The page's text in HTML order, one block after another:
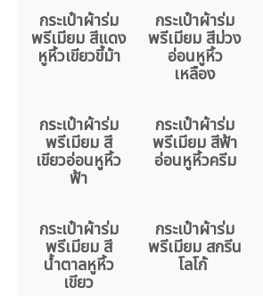
กระเป๋าผ้าร่ม
พรีเมียม สีแดง
หูหิ้วเขียวขี้ม้า
กระเป๋าผ้าร่ม
พรีเมียม สีม่วง
อ่อนหูหิ้ว
เหลือง
กระเป๋าผ้าร่ม
พรีเมียม สี
เขียวอ่อนหูหิ้ว
ฟ้า
กระเป๋าผ้าร่ม
พรีเมียม สีฟ้า
อ่อนหูหิ้วครีม
กระเป๋าผ้าร่ม
พรีเมียม สี
น้ำตาลหูหิ้ว
เขียว
กระเป๋าผ้าร่ม
พรีเมียม สกรีน
โลโก้